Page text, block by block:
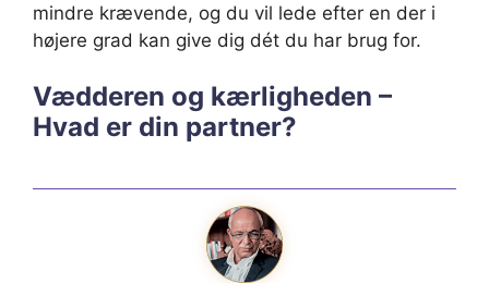
mindre krævende, og du vil lede efter en der i
højere grad kan give dig dét du har brug for.
Vædderen og kærligheden –
Hvad er din partner?